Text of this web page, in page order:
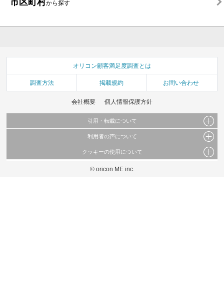
市区町村から探す
オリコン顧客満足度調査とは
調査方法 掲載規約 お問い合わせ
会社概要 個人情報保護方針
引用・転載について
当サイトで公開されている情報（文字、写真、イラスト、画像データ等）及びこれらの配
これらの情報を権利者の許可なく無断転載・複製などの二次利用を行うことは固く禁じて
利用者の声について
当サイトに掲載している内容はすべてサービスの利用者が提出された見解・感想です。
弊社の見解・ 意見ではないことをご理解いただいた上でご覧ください。
クッキーの使用について
このサイトでは Cookie を使用して、ユーザーに合わせたコンテンツや広告の表示、ソー
© oricon ME inc.